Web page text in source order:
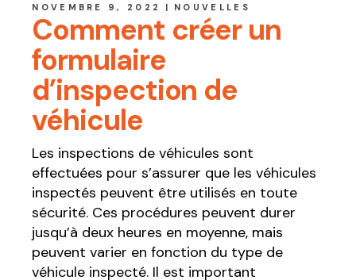
NOVEMBRE 9, 2022 NOUVELLES
Comment créer un
formulaire
d’inspection de
véhicule
Les inspections de véhicules sont
effectuées pour s’assurer que les véhicules
inspectés peuvent être utilisés en toute
sécurité. Ces procédures peuvent durer
jusqu’à deux heures en moyenne, mais
peuvent varier en fonction du type de
véhicule inspecté. Il est important